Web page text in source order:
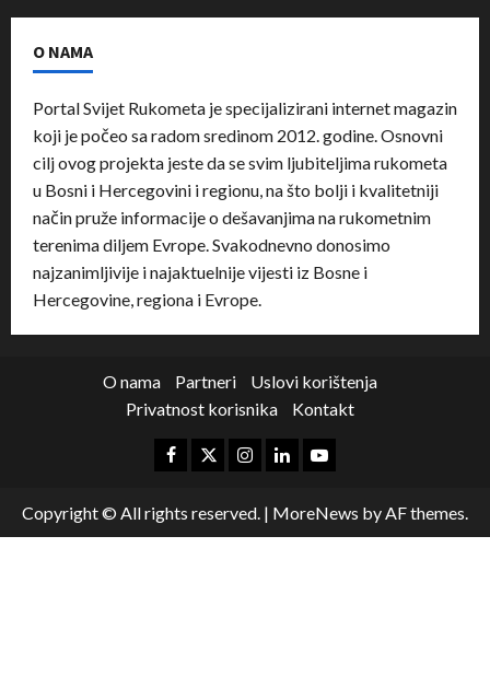
O NAMA
Portal Svijet Rukometa je specijalizirani internet magazin
koji je počeo sa radom sredinom 2012. godine. Osnovni
cilj ovog projekta jeste da se svim ljubiteljima rukometa
u Bosni i Hercegovini i regionu, na što bolji i kvalitetniji
način pruže informacije o dešavanjima na rukometnim
terenima diljem Evrope. Svakodnevno donosimo
najzanimljivije i najaktuelnije vijesti iz Bosne i
Hercegovine, regiona i Evrope.
O nama Partneri
Uslovi korištenja
Privatnost korisnika
Kontakt
Copyright © All rights reserved. | MoreNews by AF themes.